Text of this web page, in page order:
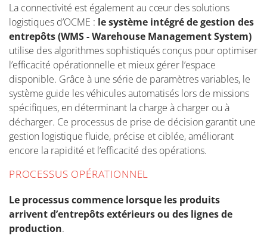
La connectivité est également au cœur des solutions
logistiques d’OCME : le système intégré de gestion des
entrepôts (WMS - Warehouse Management System)
utilise des algorithmes sophistiqués conçus pour optimiser
l’efficacité opérationnelle et mieux gérer l’espace
disponible. Grâce à une série de paramètres variables, le
système guide les véhicules automatisés lors de missions
spécifiques, en déterminant la charge à charger ou à
décharger. Ce processus de prise de décision garantit une
gestion logistique fluide, précise et ciblée, améliorant
encore la rapidité et l’efficacité des opérations.
PROCESSUS OPÉRATIONNEL
Le processus commence lorsque les produits
arrivent d’entrepôts extérieurs ou des lignes de
production.